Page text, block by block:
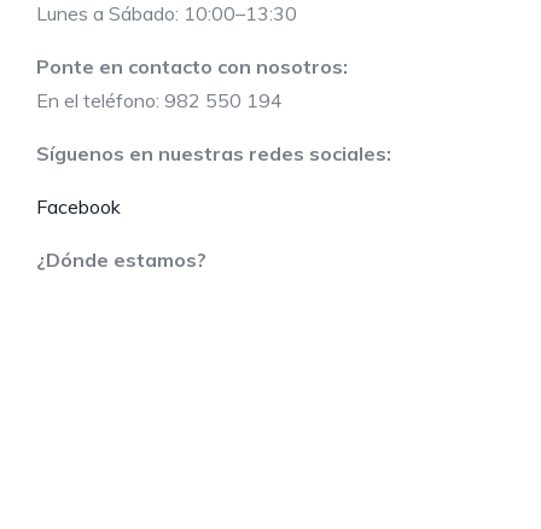
Lunes a Sábado: 10:00–13:30
Ponte en contacto con nosotros:
En el teléfono: 982 550 194
Síguenos en nuestras redes sociales:
Facebook
¿Dónde estamos?